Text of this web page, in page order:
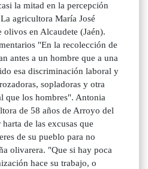
la mitad en la percepción
agricultora María José
olivos en Alcaudete (Jaén).
"En la recolección de
antes a un hombre que a una
esa discriminación laboral y
sopladoras y otra
que los hombres". Antonia
de 58 años de Arroyo del
de las excusas que
de su pueblo para no
olivarera. "Que si hay poca
hace su trabajo, o